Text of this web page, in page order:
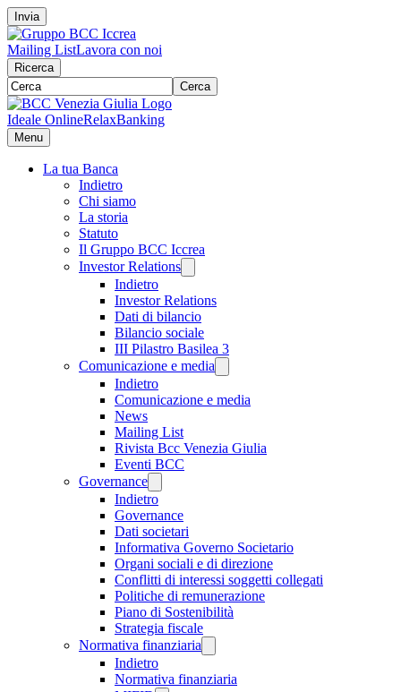
Invia
Mailing ListLavora con noi
Ricerca
Cerca
Ideale OnlineRelaxBanking
Menu
La tua Banca
Indietro
Chi siamo
La storia
Statuto
Il Gruppo BCC Iccrea
Investor Relations
Indietro
Investor Relations
Dati di bilancio
Bilancio sociale
III Pilastro Basilea 3
Comunicazione e media
Indietro
Comunicazione e media
News
Mailing List
Rivista Bcc Venezia Giulia
Eventi BCC
Governance
Indietro
Governance
Dati societari
Informativa Governo Societario
Organi sociali e di direzione
Conflitti di interessi soggetti collegati
Politiche di remunerazione
Piano di Sostenibilità
Strategia fiscale
Normativa finanziaria
Indietro
Normativa finanziaria